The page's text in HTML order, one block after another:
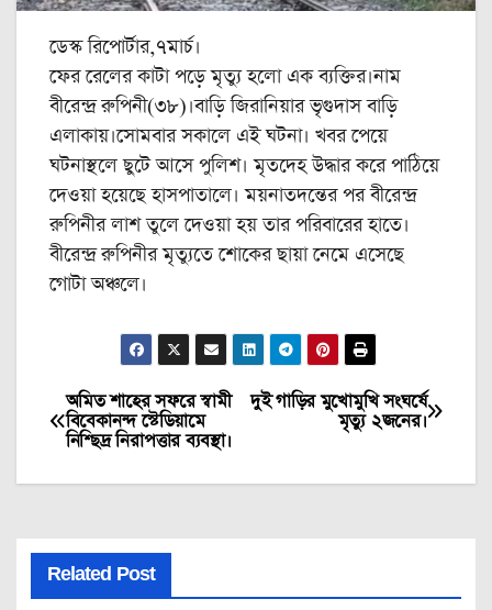
ডেস্ক রিপোর্টার,৭মার্চ।
ফের রেলের কাটা পড়ে মৃত্যু হলো এক ব্যক্তির।নাম
বীরেন্দ্র রুপিনী(৩৮)।বাড়ি জিরানিয়ার ভৃগুদাস বাড়ি
এলাকায়।সোমবার সকালে এই ঘটনা। খবর পেয়ে
ঘটনাস্থলে ছুটে আসে পুলিশ। মৃতদেহ উদ্ধার করে পাঠিয়ে
দেওয়া হয়েছে হাসপাতালে। ময়নাতদন্তের পর বীরেন্দ্র
রুপিনীর লাশ তুলে দেওয়া হয় তার পরিবারের হাতে।
বীরেন্দ্র রুপিনীর মৃত্যুতে শোকের ছায়া নেমে এসেছে
গোটা অঞ্চলে।
Post
navigation
দুই গাড়ির মুখোমুখি সংঘর্ষে
মৃত্যু ২জনের।
অমিত শাহের সফরে স্বামী
বিবেকানন্দ স্টেডিয়ামে
নিশ্ছিদ্র নিরাপত্তার ব্যবস্থা।
Related Post